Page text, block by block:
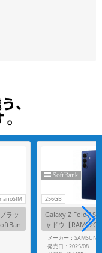
nanoSIM
ラッ
256GB
Galaxy Z Fold7
ャドウ【
Bank版SIMフリー
メーカー：SAMSUNG
発売日：2025/08